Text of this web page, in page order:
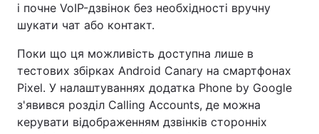
і почне VoIP-дзвінок без необхідності вручну
шукати чат або контакт.
Поки що ця можливість доступна лише в
тестових збірках Android Canary на смартфонах
Pixel. У налаштуваннях додатка Phone by Google
з'явився розділ Calling Accounts, де можна
керувати відображенням дзвінків сторонніх